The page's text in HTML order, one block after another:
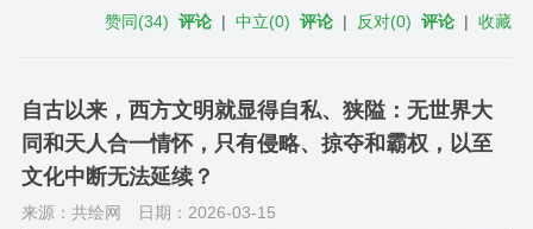
赞同(34) 评论 |中立(0) 评论 | 反对(0) 评论 |收藏
自古以来，西方文明就显得自私、狭隘：无世界大
同和天人合一情怀，只有侵略、掠夺和霸权，以至
文化中断无法延续？
来源：共绘网 日期：2026-03-15